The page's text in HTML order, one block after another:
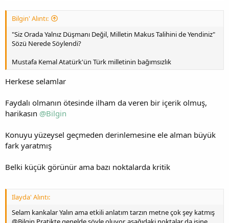
Bilgin' Alıntı:
"Siz Orada Yalnız Düşmanı Değil, Milletin Makus Talihini de Yendiniz"
Sözü Nerede Söylendi?
Mustafa Kemal Atatürk'ün Türk milletinin bağımsızlık
Herkese selamlar
Faydalı olmanın ötesinde ilham da veren bir içerik olmuş,
harikasın @Bilgin
Konuyu yüzeysel geçmeden derinlemesine ele alman büyük
fark yaratmış
Belki küçük görünür ama bazı noktalarda kritik
Ilayda' Alıntı:
Selam kankalar Yalın ama etkili anlatım tarzın metne çok şey katmış